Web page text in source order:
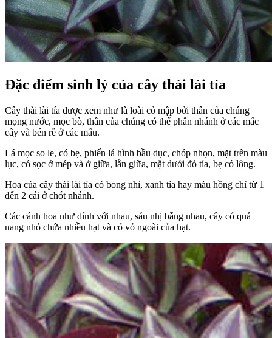
Đặc điểm sinh lý của cây thài lài tía
Cây thài lài tía được xem như là loài cỏ mập bởi thân của chúng
mọng nước, mọc bò, thân của chúng có thể phân nhánh ở các mắc
cây và bén rễ ở các mấu.
Lá mọc so le, có bẹ, phiến lá hình bầu dục, chóp nhọn, mặt trên màu
lục, có sọc ở mép và ở giữa, lằn giữa, mặt dưới đỏ tía, bẹ có lông.
Hoa của cây thài lài tía có bong nhỉ, xanh tía hay màu hồng chỉ từ 1
đến 2 cái ở chót nhánh.
Các cánh hoa như dính với nhau, sáu nhị bằng nhau, cây có quả
nang nhỏ chứa nhiều hạt và có vỏ ngoài của hạt.